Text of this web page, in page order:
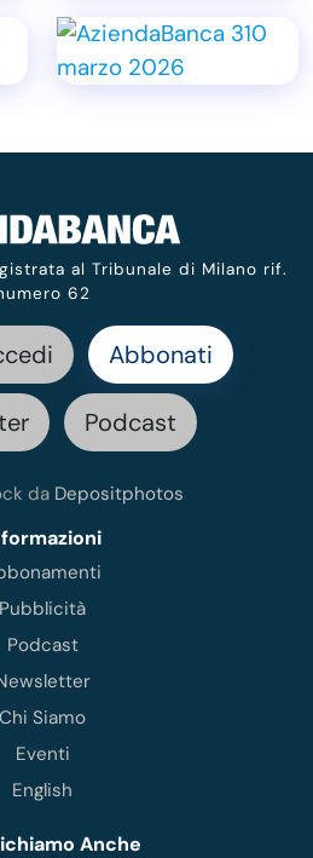
al Tribunale di Milano rif.
62
Abbonati
Podcast
da Depositphotos
Pubblicità
Podcast
Chi Siamo
Eventi
English
Anche